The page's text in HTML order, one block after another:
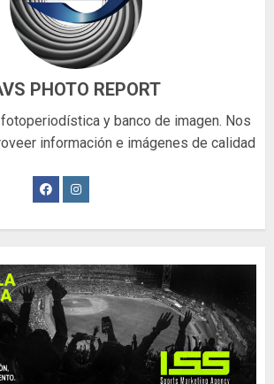
PHOTO REPORT
y banco de imagen. Nos
información e imágenes de calidad